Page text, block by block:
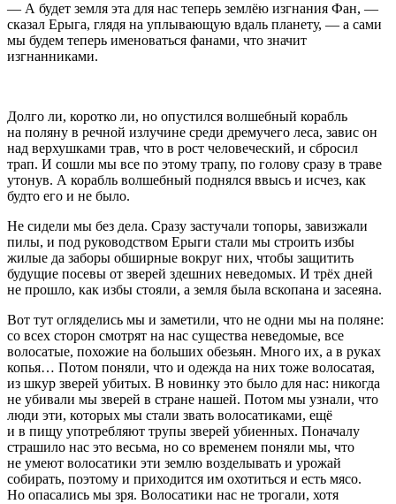
— А будет земля эта для нас теперь землёю изгнания Фан, —
сказал Ерыга, глядя на уплывающую вдаль планету, — а сами
мы будем теперь именоваться фанами, что значит
изгнанниками.
Долго ли, коротко ли, но опустился волшебный корабль
на поляну в речной излучине среди дремучего леса, завис он
над верхушками трав, что в рост человеческий, и сбросил
трап. И сошли мы все по этому трапу, по голову сразу в траве
утонув. А корабль волшебный поднялся ввысь и исчез, как
будто его и не было.
Не сидели мы без дела. Сразу застучали топоры, завизжали
пилы, и под руководством Ерыги стали мы строить избы
жилые да заборы обширные вокруг них, чтобы защитить
будущие посевы от зверей здешних неведомых. И трёх дней
не прошло, как избы стояли, а земля была вскопана и засеяна.
Вот тут огляделись мы и заметили, что не одни мы на поляне:
со всех сторон смотрят на нас существа неведомые, все
волосатые, похожие на больших обезьян. Много их, а в руках
копья… Потом поняли, что и одежда на них тоже волосатая,
из шкур зверей убитых. В новинку это было для нас: никогда
не убивали мы зверей в стране нашей. Потом мы узнали, что
люди эти, которых мы стали звать волосатиками, ещё
и в пищу употребляют трупы зверей убиенных. Поначалу
страшило нас это весьма, но со временем поняли мы, что
не умеют волосатики эти землю возделывать и урожай
собирать, поэтому и приходится им охотиться и есть мясо.
Но опасались мы зря. Волосатики нас не трогали, хотя